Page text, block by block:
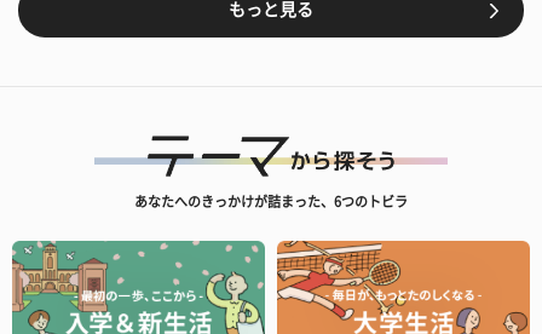
もっと見る
あなたへのきっかけが詰まった、6つのトビラ